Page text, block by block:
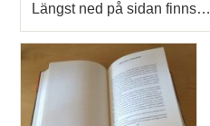
Längst ned på sidan finns…